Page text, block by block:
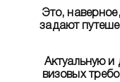
Это,
задают
Актуальную
визовых